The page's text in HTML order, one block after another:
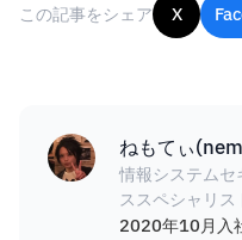
この記事をシェア X
ねもてぃ
情報システム
ススペシャリス
2020年10月入